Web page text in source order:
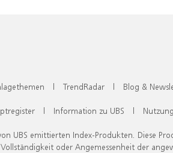
| TrendRadar | Blog &
| Information zu UBS |
UBS emittierten Index-Produkten. Diese
oder Angemessenheit der